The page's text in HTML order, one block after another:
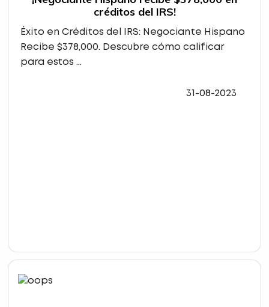
créditos del IRS!
Éxito en Créditos del IRS: Negociante Hispano
Recibe $378,000. Descubre cómo calificar
para estos ...
31-08-2023